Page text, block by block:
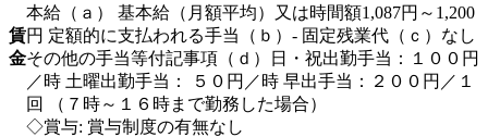
賃
金
本給（ａ） 基本給（月額平均）又は時間額1,087円～1,200
円 定額的に支払われる手当（ｂ）- 固定残業代（ｃ）なし
その他の手当等付記事項（ｄ）日・祝出勤手当：１００円
／時 土曜出勤手当： ５０円／時 早出手当：２００円／１
回 （７時～１６時まで勤務した場合）
◇賞与: 賞与制度の有無なし